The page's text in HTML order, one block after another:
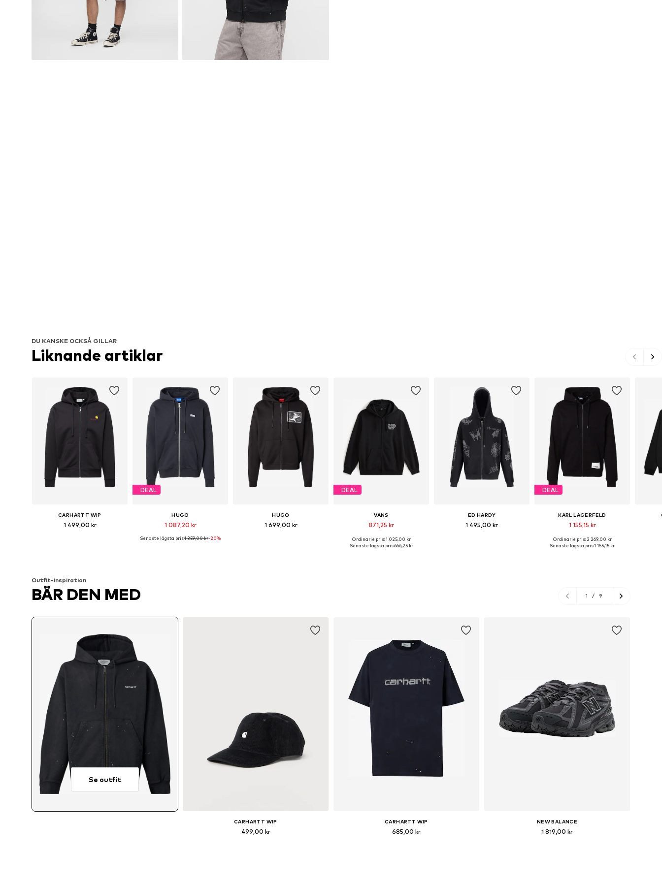
DU KANSKE OCKSÅ GILLAR
Liknande artiklar
CARHARTT WIP
1 499,00 kr
DEAL
HUGO
1 087,20 kr
Senaste lägsta pris:1 359,00 kr-20%
HUGO
1 699,00 kr
DEAL
VANS
871,25 kr
Ordinarie pris: 1 025,00 kr
Senaste lägsta pris:666,25 kr
ED HARDY
1 495,00 kr
DEAL
KARL LAGERFELD
1 155,15 kr
Tillgängliga storlekar: S, M, L, XL
Ordinarie pris: 2 269,00 kr
Senaste lägsta pris:1 155,15 kr
Outfit-inspiration
BÄR DEN MED 1 / 9
Se outfit
CARHARTT WIP
499,00 kr
CARHARTT WIP
685,00 kr
NEW BALANCE
1 819,00 kr